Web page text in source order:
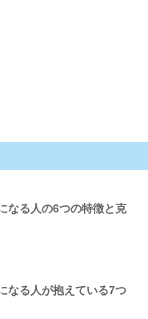
なる人の6つの特徴と克
なる人が抱えている7つ